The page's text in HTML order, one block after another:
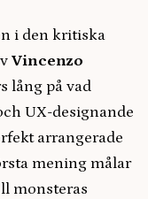
i den kritiska
Vincenzo
lång på vad
UX-designande
arrangerade
mening målar
monsteras